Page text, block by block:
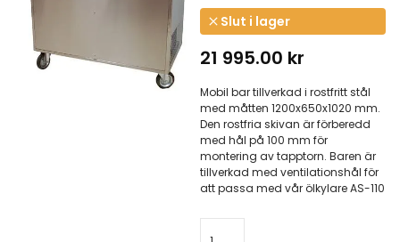
Slut i lager
21 995.00 kr
Mobil bar tillverkad i rostfritt stål
med måtten 1200x650x1020 mm.
Den rostfria skivan är förberedd
med hål på 100 mm för
montering av tapptorn. Baren är
tillverkad med ventilationshål för
att passa med vår ölkylare AS-110